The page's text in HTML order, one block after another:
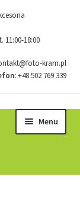
18:00
kram.pl
+48 502 769 339
Menu